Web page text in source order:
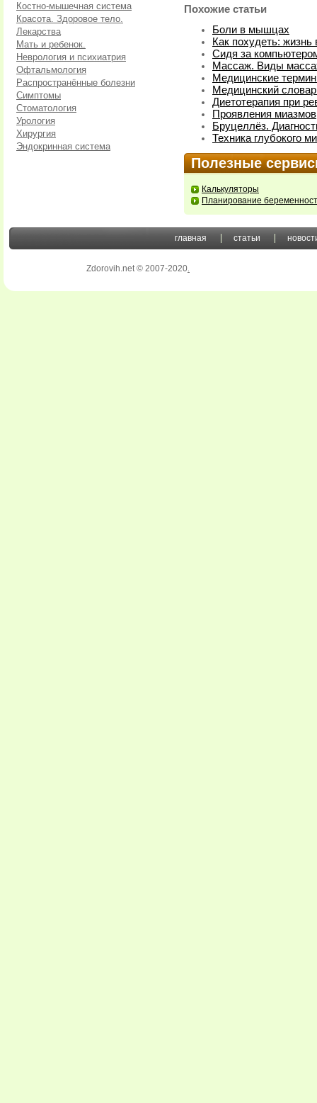
Костно-мышечная система
Красота. Здоровое тело.
Лекарства
Мать и ребенок.
Неврология и психиатрия
Офтальмология
Распространённые болезни
Симптомы
Стоматология
Урология
Хирургия
Эндокринная система
Похожие статьи
Боли в мышцах
Как похудеть: жизнь
Сидя за
Массаж. Виды
Медицинские
Медицинский
Диетотерапия при
Проявления миазмов
Бруцеллёз.
Техника глубокого
Полезные
Калькуляторы
Планирование
главная статьи
Zdorovih.net © 2007-2020